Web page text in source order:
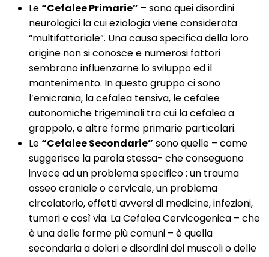
Le“Cefalee Primarie” – sono quei disordini
neurologici la cui eziologia viene considerata
“multifattoriale”. Una causa specifica della loro
origine non si conosce e numerosi fattori
sembrano influenzarne lo sviluppo ed il
mantenimento. In questo gruppo ci sono
l’emicrania, la cefalea tensiva, le cefalee
autonomiche trigeminali tra cui la cefalea a
grappolo, e altre forme primarie particolari.
Le“Cefalee Secondarie” sono quelle – come
suggerisce la parola stessa- che conseguono
invece ad un problema specifico : un trauma
osseo craniale o cervicale, un problema
circolatorio, effetti avversi di medicine, infezioni,
tumori e così via. La Cefalea Cervicogenica – che
è una delle forme più comuni – è quella
secondaria a dolori e disordini dei muscoli o delle